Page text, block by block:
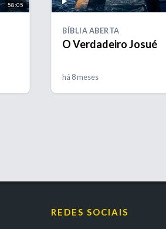
58:05
BÍBLIA ABERTA
O Verdadeiro Josué
há 8 meses
REDES SOCIAIS